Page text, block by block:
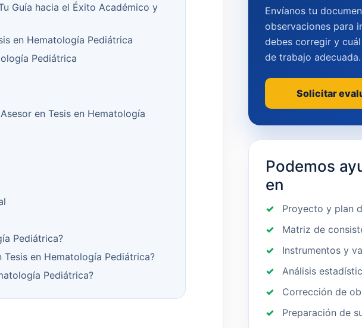
Guía hacia el Éxito Académico y
en Hematología Pediátrica
Pediátrica
en Tesis en Hematología
Pediátrica?
en Hematología Pediátrica?
Pediátrica?
Envíanos tu
observaciones para
debes corregir y
de trabajo adecuada.
Solicitar
Podemos
en
Proyecto y plan
Matriz de
Instrumentos y
Análisis
Corrección de
Preparación de